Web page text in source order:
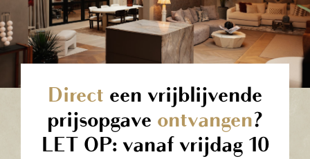
Direct een vrijblijvende
prijsopgave ontvangen?
LET OP: vanaf vrijdag 10